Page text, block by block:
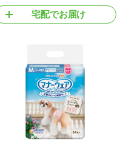
宅配でお届け